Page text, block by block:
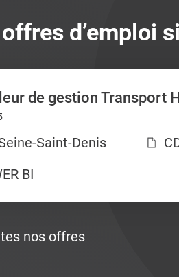
d’emploi
de gestion Transport
Saint-Denis
BI
nos offres